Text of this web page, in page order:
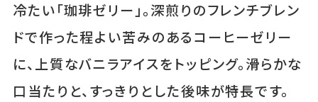
冷たい「珈琲ゼリー」。深煎りのフレンチブレン
ドで作った程よい苦みのあるコーヒーゼリー
に、上質なバニラアイスをトッピング。滑らかな
口当たりと、すっきりとした後味が特長です。